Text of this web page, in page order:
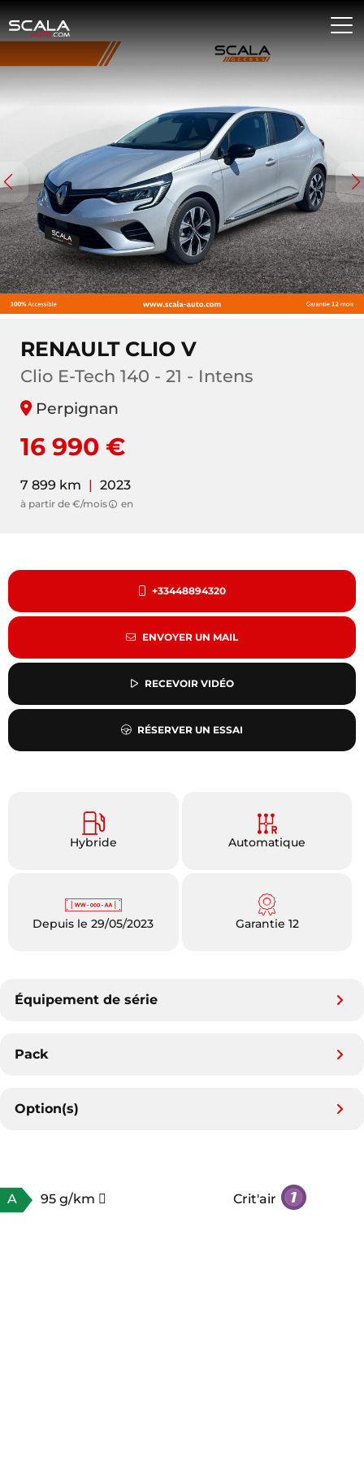
RENAULT CLIO V
Clio E-Tech 140 - 21 - Intens
Perpignan
16 990 €
7 899 km | 2023
à partir de €/mois en
+33448894320
ENVOYER UN MAIL
RECEVOIR VIDÉO
RÉSERVER UN ESSAI
Hybride Automatique
Depuis le 29/05/2023 Garantie 12
Équipement de série
Pack
Option(s)
A 95 g/km Crit'air